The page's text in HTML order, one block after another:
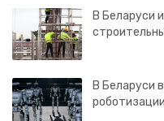
В Беларуси
В Беларуси